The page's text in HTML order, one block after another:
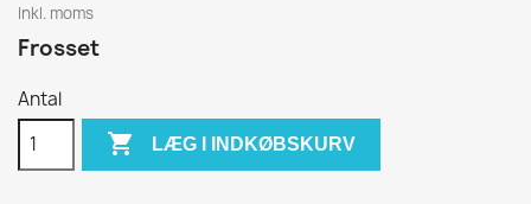
Inkl. moms
Frosset
Antal
 LÆG I INDKØBSKURV